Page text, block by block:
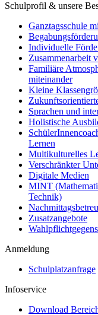
Schulprofil & unsere
Ganztagsschule
Individuelle
Zusammenarbeit
Familiäre
miteinander
Kleine
Sprachen und
Holistische
Lernen
Multikulturelles
Verschränkter
Digitale Medien
MINT
Technik)
Zusatzangebote
Anmeldung
Schulplatzanfrage
Infoservice
Download